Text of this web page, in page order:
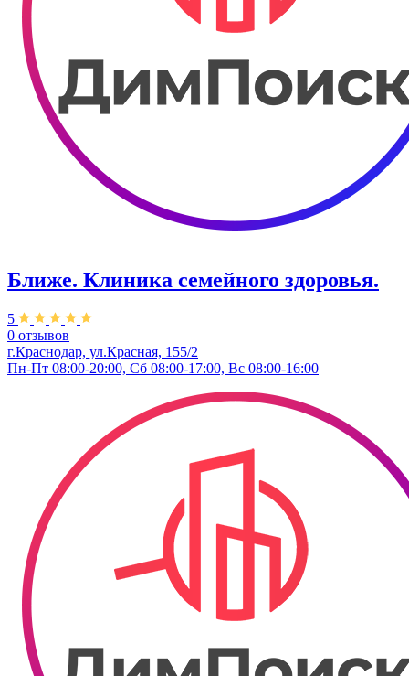
Ближе. Клиника семейного здоровья.
5
0 отзывов
г.Краснодар, ул.Красная, 155/2
Пн-Пт 08:00-20:00, Сб 08:00-17:00, Вс 08:00-16:00